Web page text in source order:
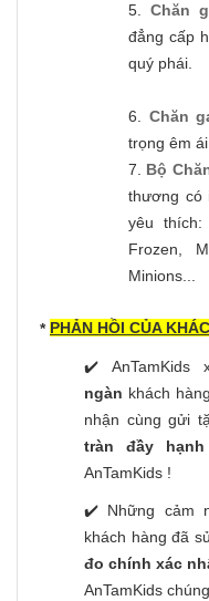
5.Chăn
đẳng cấp
quý phái.
6. Chăn
trọng êm
7. Bộ
thương có
yêu thích:
Frozen,
Minions...
* PHẢN HỒI CỦA
✔️ AnTamKids
ngàn khách
nhận cùng gửi
tràn đầy
AnTamKids !
✔️ Những cảm
khách hàng đã
đo chính xác
AnTamKids